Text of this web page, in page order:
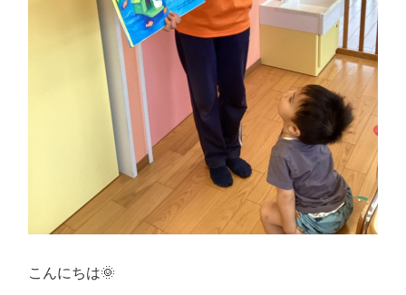
こんにちは🌞